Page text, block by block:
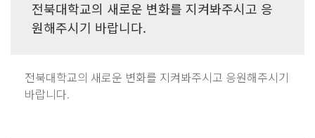
전북대학교의 새로운 변화를 지켜봐주시고 응
원해주시기 바랍니다.
전북대학교의 새로운 변화를 지켜봐주시고 응원해주시기
바랍니다.